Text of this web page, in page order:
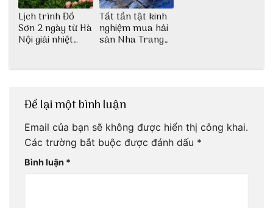
Lịch trình Đồ
Sơn 2 ngày từ Hà
Nội giải nhiệt
Tất tần tật kinh
nghiệm mua hải
sản Nha Trang
không lo chặt
Để lại một bình luận
Email của bạn sẽ không được hiển thị công khai.
Các trường bắt buộc được đánh dấu *
Bình luận *